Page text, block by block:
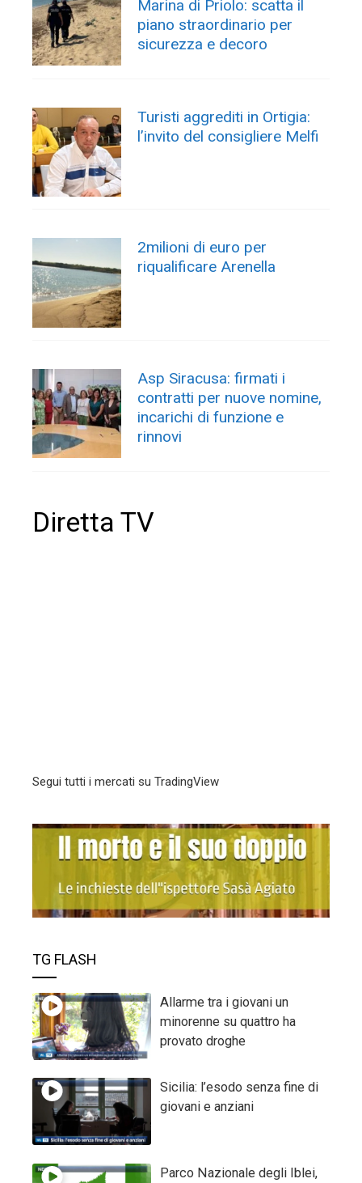
Marina di Priolo: scatta il
piano straordinario per
sicurezza e decoro
Turisti aggrediti in Ortigia:
l’invito del consigliere Melfi
2milioni di euro per
riqualificare Arenella
Asp Siracusa: firmati i
contratti per nuove nomine,
incarichi di funzione e
rinnovi
Diretta TV
Segui tutti i mercati su TradingView
TG FLASH
Allarme tra i giovani un
minorenne su quattro ha
provato droghe
Sicilia: l’esodo senza fine di
giovani e anziani
Parco Nazionale degli Iblei,